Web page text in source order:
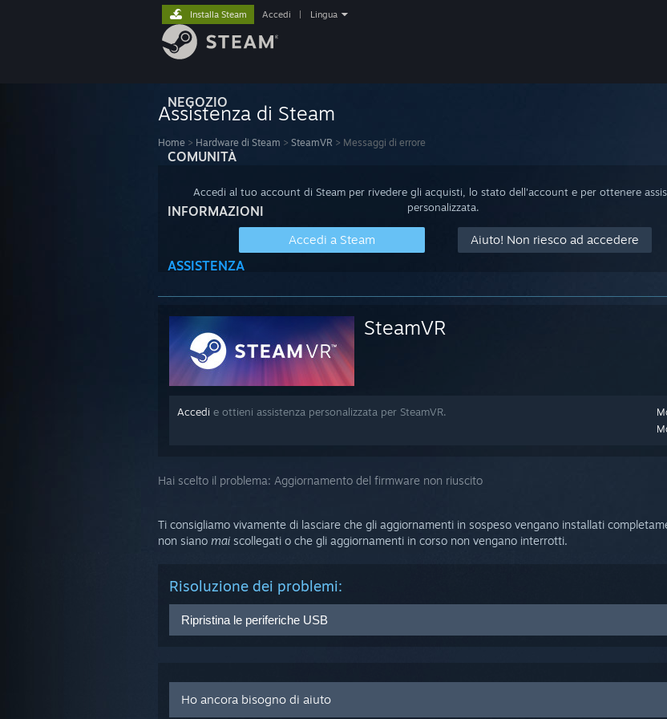
NEGOZIO
COMUNITÀ
INFORMAZIONI
ASSISTENZA
Installa Steam Accedi Lingua
Assistenza di Steam
Home > Hardware di Steam > SteamVR > Messaggi di errore
Accedi al tuo account di Steam per rivedere gli acquisti, lo stato dell'account e per ottenere
personalizzata.
Accedi a Steam Aiuto! Non riesco ad accedere
SteamVR
Accedi e ottieni assistenza personalizzata per SteamVR.
Hai scelto il problema: Aggiornamento del firmware non riuscito
Ti consigliamo vivamente di lasciare che gli aggiornamenti in sospeso vengano installati
non siano mai scollegati o che gli aggiornamenti in corso non vengano interrotti.
Risoluzione dei problemi:
Ripristina le periferiche USB
voce "Impostazioni per sviluppatori" sia selezionata
Clicca suRimuovi tutti i dispositivi USB SteamVR
. Premi "Sì" dopo esserti assicurato che il
Ho ancora bisogno di aiuto